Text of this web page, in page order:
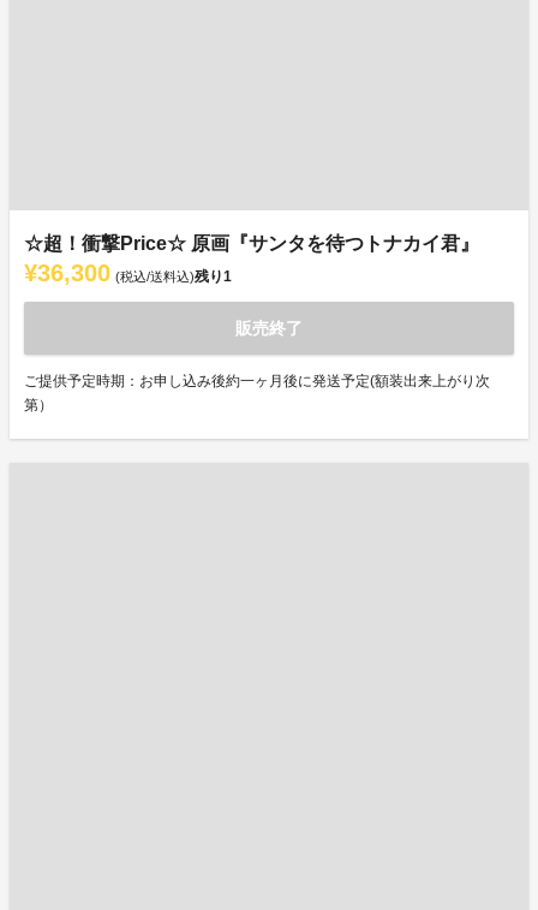
☆超！衝撃Price☆ 原画『サンタを待つトナカイ君』
¥36,300 (税込/送料込)残り1
販売終了
ご提供予定時期：お申し込み後約一ヶ月後に発送予定(額装出来上がり次
第）